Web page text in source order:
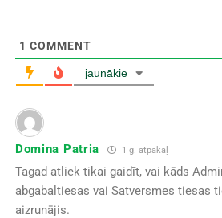
1 COMMENT
jaunākie
Domina Patria 1 g. atpakaļ
Tagad atliek tikai gaidīt, vai kāds
abgabaltiesas vai Satversmes tiesas
aizrunājis.